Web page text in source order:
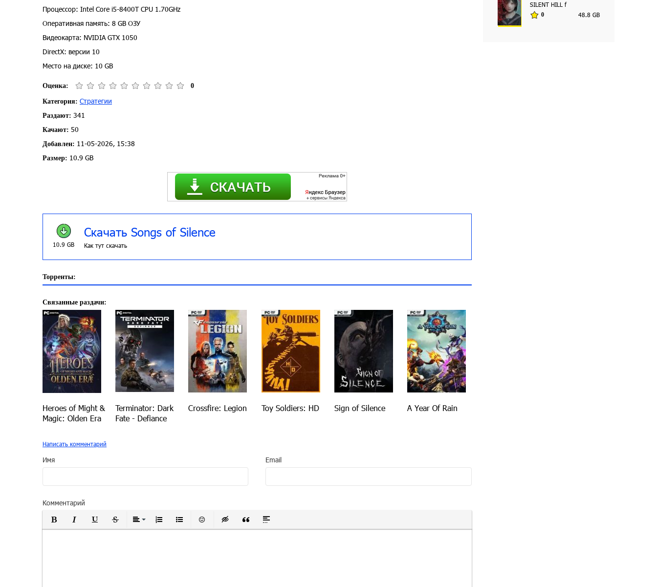
Процессор: Intel Core i5-8400T CPU 1.70GHz
Оперативная память: 8 GB ОЗУ
Видеокарта: NVIDIA GTX 1050
DirectX: версии 10
Место на диске: 10 GB
Оценка: 0
Категория: Стратегии
Раздают: 341
Качают: 50
Добавлен: 11-05-2026, 15:38
Размер: 10.9 GB
10.9 GB
Скачать Songs of Silence
Как тут скачать
Торренты:
Связанные раздачи:
Heroes of Might &
Magic: Olden Era
Terminator: Dark
Fate - Defiance
Crossfire: Legion Toy Soldiers: HD Sign of Silence A Year Of Rain
Написать комментарий
Имя Email
Комментарий
Полужирный
КурсивПодчеркнутый
ЗачеркнутыйВыравнивание
Нумерованный список
Маркированный список
Вставить смайлик
Вставка скрытого текста
Вставка цитаты
Вставка спойлера
SILENT HILL f
0 48.8 GB